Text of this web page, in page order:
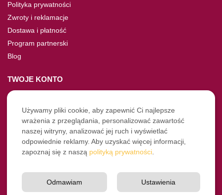
Polityka prywatności
Zwroty i reklamacje
Dostawa i płatność
Program partnerski
Blog
TWOJE KONTO
Moje konto
Nie pamiętasz hasła?
Twoje zamówienia
NASZE SOCIALE
Instagram
Używamy pliki cookie, aby zapewnić Ci najlepsze
wrażenia z przeglądania, personalizować zawartość
naszej witryny, analizować jej ruch i wyświetlać
odpowiednie reklamy. Aby uzyskać więcej informacji,
zapoznaj się z naszą polityką prywatności
Ustawienia
Odmawiam